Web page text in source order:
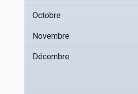
Octobre
Novembre
Décembre